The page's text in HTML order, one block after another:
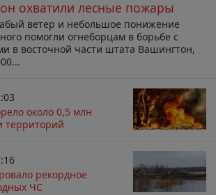
охватили лесные пожары
ветер и небольшое понижение
помогли огнеборцам в борьбе с
в восточной части штата Вашингтон,
около 0,5 млн
территорий
рекордное
ЧС